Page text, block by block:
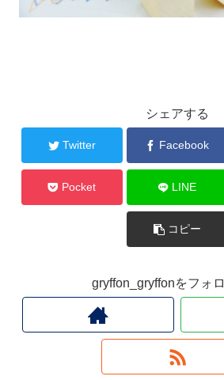
シェアする
Twitter Facebook
Pocket LINE
コピー
gryffon_gryffonをフォ